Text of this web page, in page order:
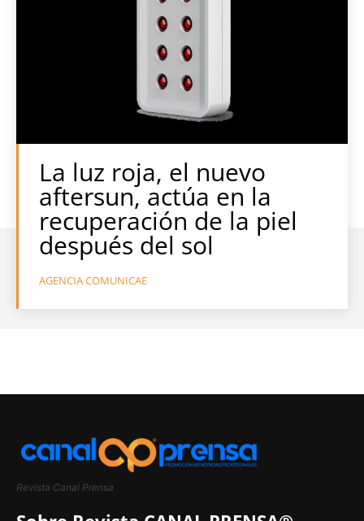
La luz roja, el nuevo
aftersun, actúa en la
recuperación de la piel
después del sol
AGENCIA COMUNICAE
Revista Canal Prensa